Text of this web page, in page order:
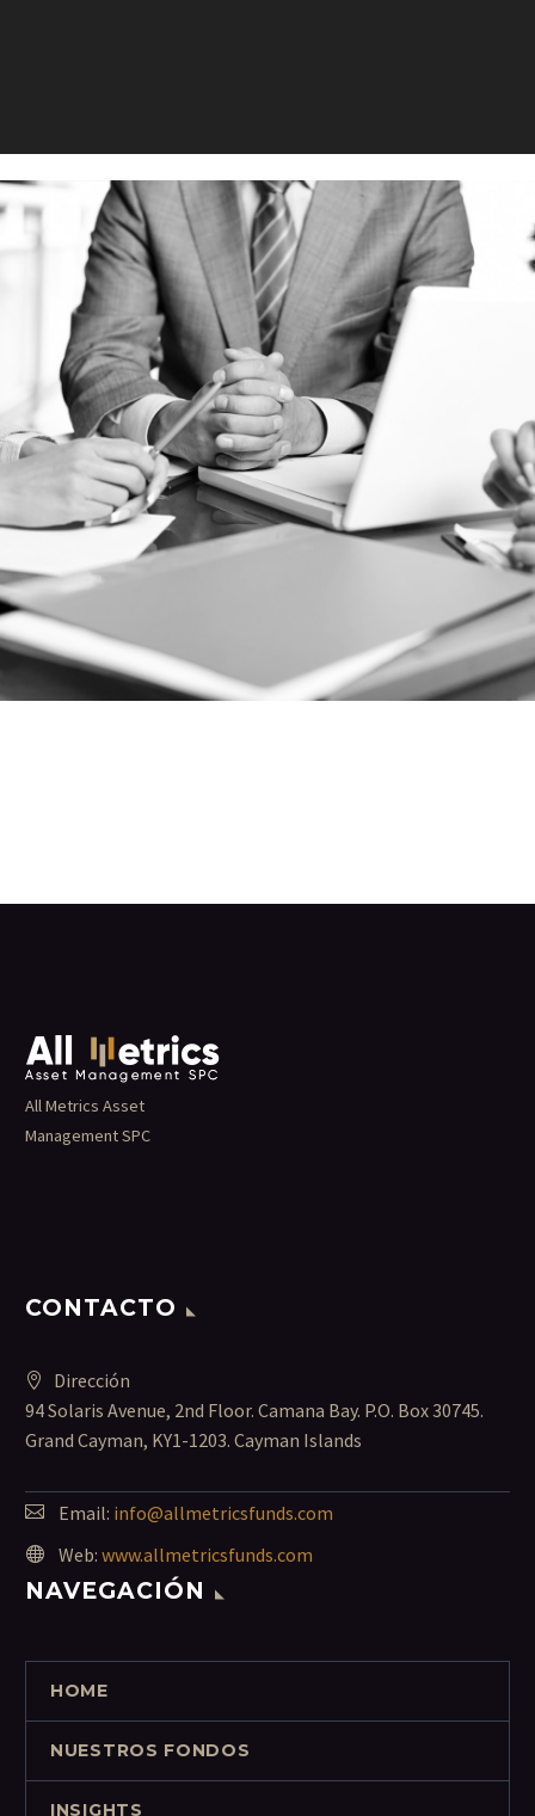
All Metrics Asset
Management SPC
CONTACTO
Dirección
94 Solaris Avenue, 2nd Floor. Camana Bay. P.O. Box 30745.
Grand Cayman, KY1-1203. Cayman Islands
Email: info@allmetricsfunds.com
Web: www.allmetricsfunds.com
NAVEGACIÓN
HOME
NUESTROS FONDOS
INSIGHTS